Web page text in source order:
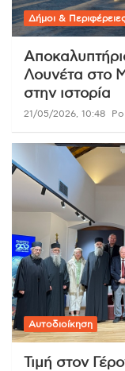
Δήμοι &
Λουνέτα στο
στην ιστορία
21/05/2026, 10:48
Αυτοδιοίκηση
Τιμή στον